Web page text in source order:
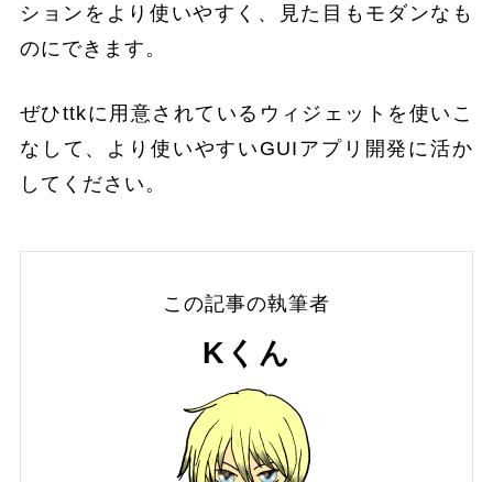
ションをより使いやすく、見た目もモダンなも
のにできます。
ぜひttkに用意されているウィジェットを使いこ
なして、より使いやすいGUIアプリ開発に活か
してください。
この記事の執筆者
Kくん